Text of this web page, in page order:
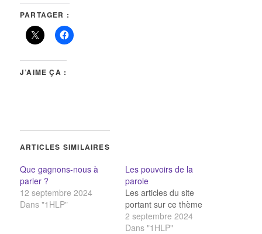
PARTAGER :
J’AIME ÇA :
ARTICLES SIMILAIRES
Que gagnons-nous à
parler ?
12 septembre 2024
Dans "1HLP"
Les pouvoirs de la
parole
Les articles du site
portant sur ce thème
2 septembre 2024
Dans "1HLP"